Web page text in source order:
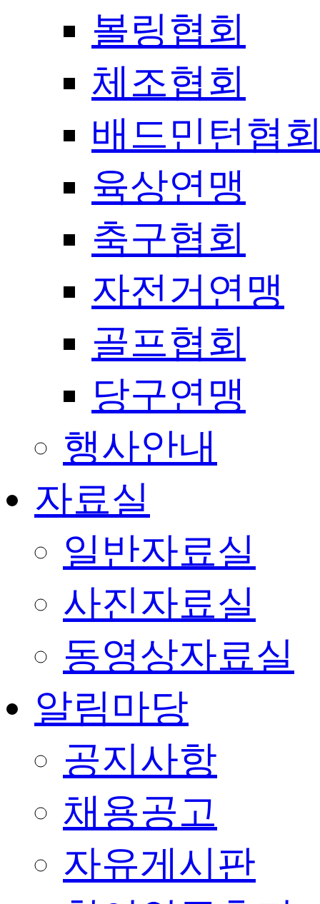
볼링협회
체조협회
배드민턴협
육상연맹
축구협회
자전거연맹
골프협회
당구연맹
행사안내
자료실
일반자료실
사진자료실
동영상자료실
알림마당
공지사항
채용공고
자유게시판